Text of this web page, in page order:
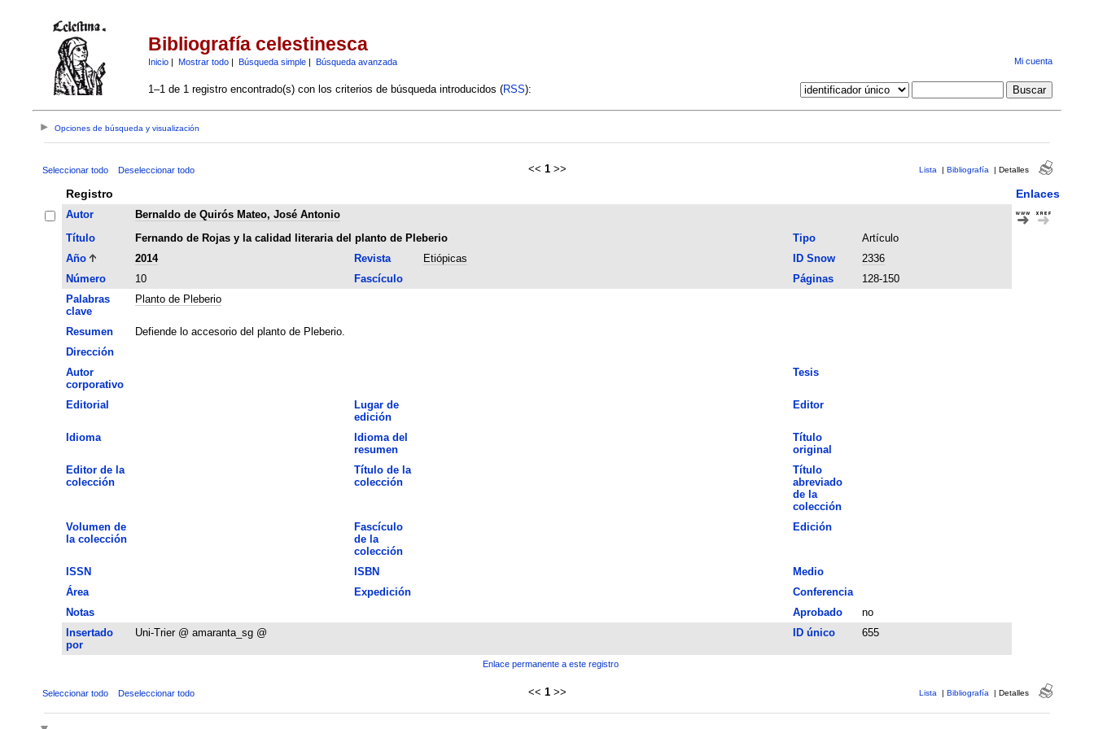
Bibliografía celestinesca
Inicio| Mostrar todo| Búsqueda simple| Búsqueda avanzada Mi cuenta
1–1 de 1 registro encontrado(s) con los criterios de búsqueda introducidos (RSS):
Opciones de búsqueda y visualización
Seleccionar todo Deseleccionar todo << 1 >> Lista | Bibliografía | Detalles
Registro Enlaces
Autor
Bernaldo de Quirós Mateo, José Antonio
Título
Fernando de Rojas y la calidad literaria del planto de Pleberio Tipo
Artículo
Año
2014 Revista Etiópicas ID Snow
2336
Número
10 Fascículo Páginas
128-150
Palabras
clave
Planto de Pleberio
Resumen
Defiende lo accesorio del planto de Pleberio.
Dirección
Autor
corporativo
Tesis
Editorial
Lugar de
edición
Editor
Idioma
Idioma del
resumen
Título
original
Editor de la
colección
Título de la
colección
Título
abreviado
de la
colección
Volumen de
la colección
Fascículo
de la
colección
Edición
ISSN ISBN
Medio
Área
Expedición
Conferencia
Notas
Aprobado
no
Insertado
por
Uni-Trier @ amaranta_sg @ ID único 655
Enlace permanente a este registro
Seleccionar todo Deseleccionar todo << 1 >> Lista | Bibliografía | Detalles